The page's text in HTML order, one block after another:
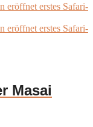
Masai